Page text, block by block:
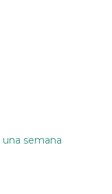
semana